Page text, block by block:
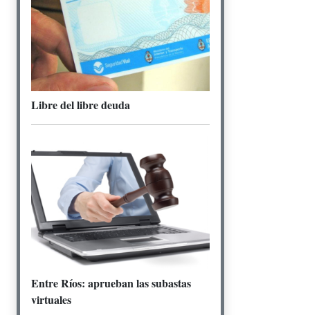
Libre del libre deuda
Entre Ríos: aprueban las subastas
virtuales